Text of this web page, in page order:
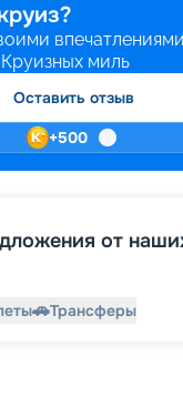
Круизных миль
Оставить отзыв
+500
от
🚗Трансферы